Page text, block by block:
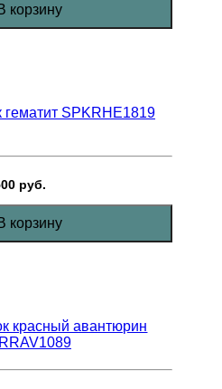
корзину
гематит SPKRHE1819
руб.
корзину
красный авантюрин